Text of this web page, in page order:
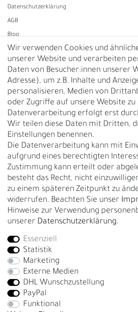
Daten­schutz­erklärung
AGB
Blog
Vertrag widerrufen
UNTERNEHMEN
Nachhaltigkeit
Kontakt
Über uns
Rückgabe
Gürtelgröße messen
Garantie
GESCHÄFTSKUNDEN & HÄNDLER
B2B Geschäftskunden
Bei Fragen wenden Sie sich direkt an unser
+4917663727338
Montag - Freitag, 09:00 - 14:00
info@fronhofer.com
Gürtelmanufaktur Fronhofer, 93053
Wir verwenden Cookies und
unserer Website und verarbeiten
Daten von Besucher:innen unserer
Adresse), um z.B. Inhalte und
personalisieren, Medien von
oder Zugriffe auf unsere Website zu
Datenverarbeitung erfolgt erst
Wir teilen diese Daten mit Dritten,
Einstellungen benennen.
Die Datenverarbeitung kann mit
aufgrund eines berechtigten
Zustimmung kann erteilt oder
besteht das Recht, nicht
zu einem späteren Zeitpunkt zu
widerrufen. Beachten Sie unser
Hinweise zur Verwendung
unserer Daten­schutz­erklärung.
Essenziell
Statistik
Marketing
Externe Medien
DHL Wunschzustellung
PayPal
Funktional